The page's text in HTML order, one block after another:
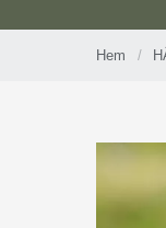
Hem /